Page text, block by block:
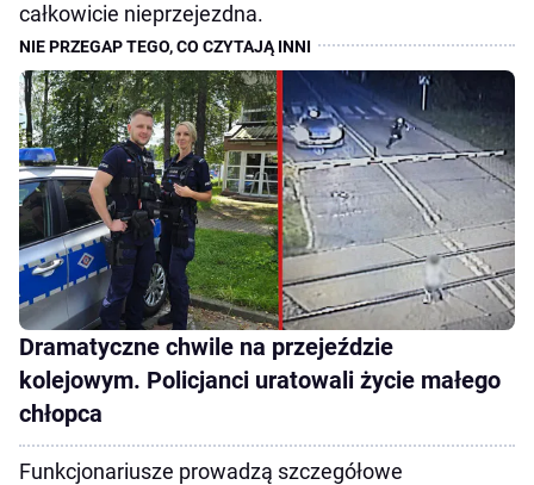
całkowicie nieprzejezdna.
Dramatyczne chwile na przejeździe
kolejowym. Policjanci uratowali życie małego
chłopca
Funkcjonariusze prowadzą szczegółowe